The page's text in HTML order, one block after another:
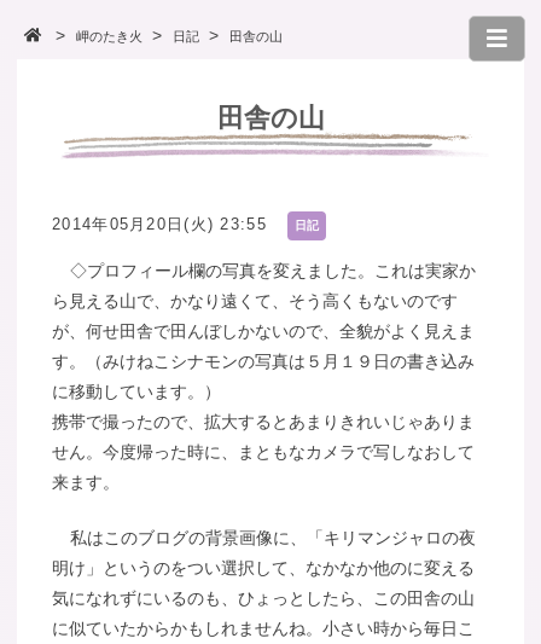
岬のたき火 日記 田舎の山
田舎の山
2014年05月20日(火) 23:55 日記
◇プロフィール欄の写真を変えました。これは実家か
ら見える山で、かなり遠くて、そう高くもないのです
が、何せ田舎で田んぼしかないので、全貌がよく見えま
す。（みけねこシナモンの写真は５月１９日の書き込み
に移動しています。）
携帯で撮ったので、拡大するとあまりきれいじゃありま
せん。今度帰った時に、まともなカメラで写しなおして
来ます。
私はこのブログの背景画像に、「キリマンジャロの夜
明け」というのをつい選択して、なかなか他のに変える
気になれずにいるのも、ひょっとしたら、この田舎の山
に似ていたからかもしれませんね。小さい時から毎日こ